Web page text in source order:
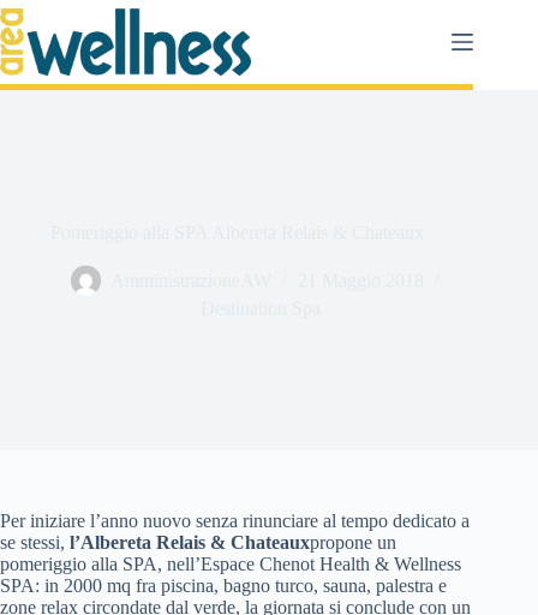
Salta
al
contenuto
Per iniziare l’anno nuovo senza rinunciare al tempo dedicato a
se stessi, l’Albereta Relais & Chateauxpropone un
pomeriggio alla SPA, nell’Espace Chenot Health & Wellness
SPA: in 2000 mq fra piscina, bagno turco, sauna, palestra e
zone relax circondate dal verde, la giornata si conclude con un